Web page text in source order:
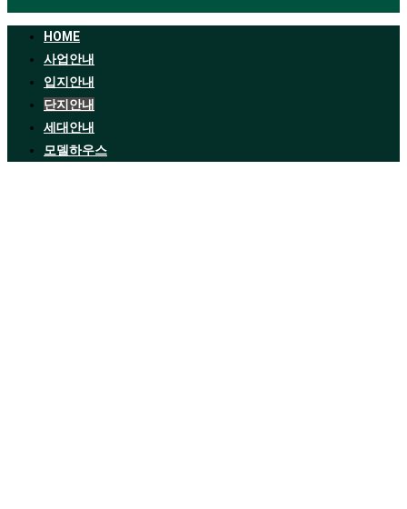
HOME
사업안내
입지안내
단지안내
세대안내
모델하우스